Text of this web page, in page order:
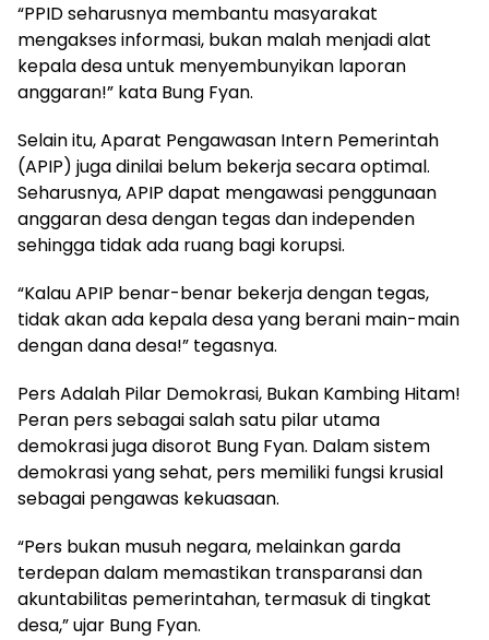
“PPID seharusnya membantu masyarakat
mengakses informasi, bukan malah menjadi alat
kepala desa untuk menyembunyikan laporan
anggaran!” kata Bung Fyan.
Selain itu, Aparat Pengawasan Intern Pemerintah
(APIP) juga dinilai belum bekerja secara optimal.
Seharusnya, APIP dapat mengawasi penggunaan
anggaran desa dengan tegas dan independen
sehingga tidak ada ruang bagi korupsi.
“Kalau APIP benar-benar bekerja dengan tegas,
tidak akan ada kepala desa yang berani main-main
dengan dana desa!” tegasnya.
Pers Adalah Pilar Demokrasi, Bukan Kambing Hitam!
Peran pers sebagai salah satu pilar utama
demokrasi juga disorot Bung Fyan. Dalam sistem
demokrasi yang sehat, pers memiliki fungsi krusial
sebagai pengawas kekuasaan.
“Pers bukan musuh negara, melainkan garda
terdepan dalam memastikan transparansi dan
akuntabilitas pemerintahan, termasuk di tingkat
desa,” ujar Bung Fyan.